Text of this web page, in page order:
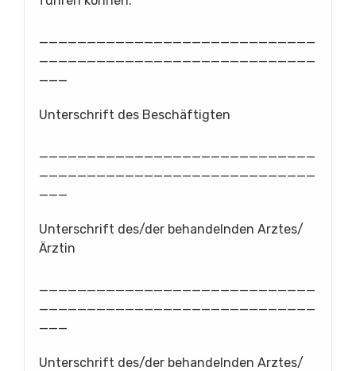
Unterschrift des Beschäftigten
Unterschrift des/der behandelnden Arztes/
Ärztin
Unterschrift des/der behandelnden Arztes/